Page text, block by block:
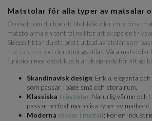
Matstolar för alla typer av matsalar
Oavsett om du har ett litet kök eller en större
matstolarna en central roll för att skapa en
Sleepo hittar du ett brett utbud av stolar som
matsalsbord och inredningsstilar. Våra matstolar
funktion med estetik och är designade för att ge
Skandinavisk design: Enkla, eleganta
som passar i både små och stora rum.
Klassiska trästolar: Naturlig värme och
passar perfekt med olika typer av matbord.
Moderna stolar i metall: För en